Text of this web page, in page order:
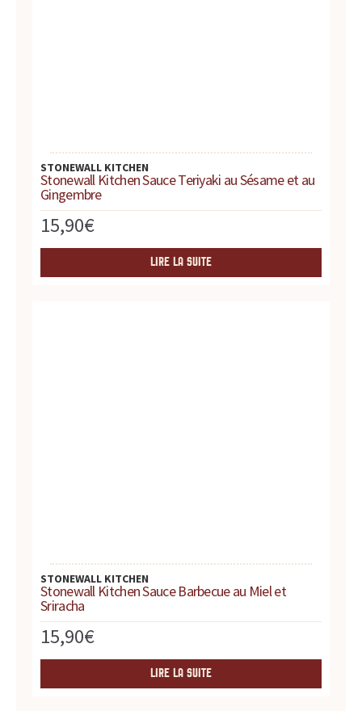
h
i
s
STONEWALL KITCHEN
Stonewall Kitchen Sauce Teriyaki au Sésame et au
Gingembre
15,90€
LIRE LA SUITE
STONEWALL KITCHEN
Stonewall Kitchen Sauce Barbecue au Miel et
Sriracha
15,90€
LIRE LA SUITE